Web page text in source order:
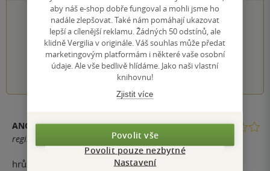
PŘIDEJTE SVÉ HODNOCENÍ KNIHY
Hodnocení našich knihkupců: 0.0 z 5
1 2 3 4 5
ANONYM
registrovaný uživatel
hrůza
aby náš e-shop dobře fungoval a mohli jsme ho
nadále zlepšovat. Také nám pomáhají ukazovat
lepší a cílenější reklamu. Žádných 50 odstínů, ale
klidně Vergilia v originále. Váš souhlas může předat
marketingovým platformám i některé vaše osobní
údaje. Ale vše bedlivě hlídáme. Jako naši vlastní
knihovnu!
Zjistit více
Povolit vše
Povolit pouze nezbytné
Nastavení